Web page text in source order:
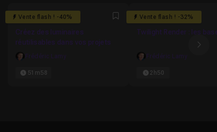
Vente flash ! -40%
5 Favori
Créez des luminaires
réutilisables dans vos projets
Frédéric Lamy
51m58
Vente flash ! -32%
4.8
Twilight Render : les
Frédéric Lamy
2h50